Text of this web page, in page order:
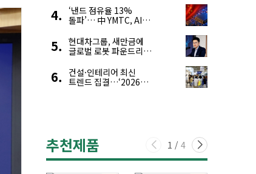
우려 확대
‘낸드 점유율 13%
돌파’… 中 YMTC, AI
4위 맹추격
현대차그룹, 새만금에
글로벌 로봇 파운드리
건설·인테리어 최신
트렌드 집결…‘2026
추천제품 1 / 4